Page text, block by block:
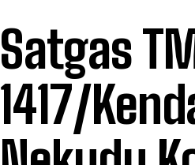
Satgas
1417/